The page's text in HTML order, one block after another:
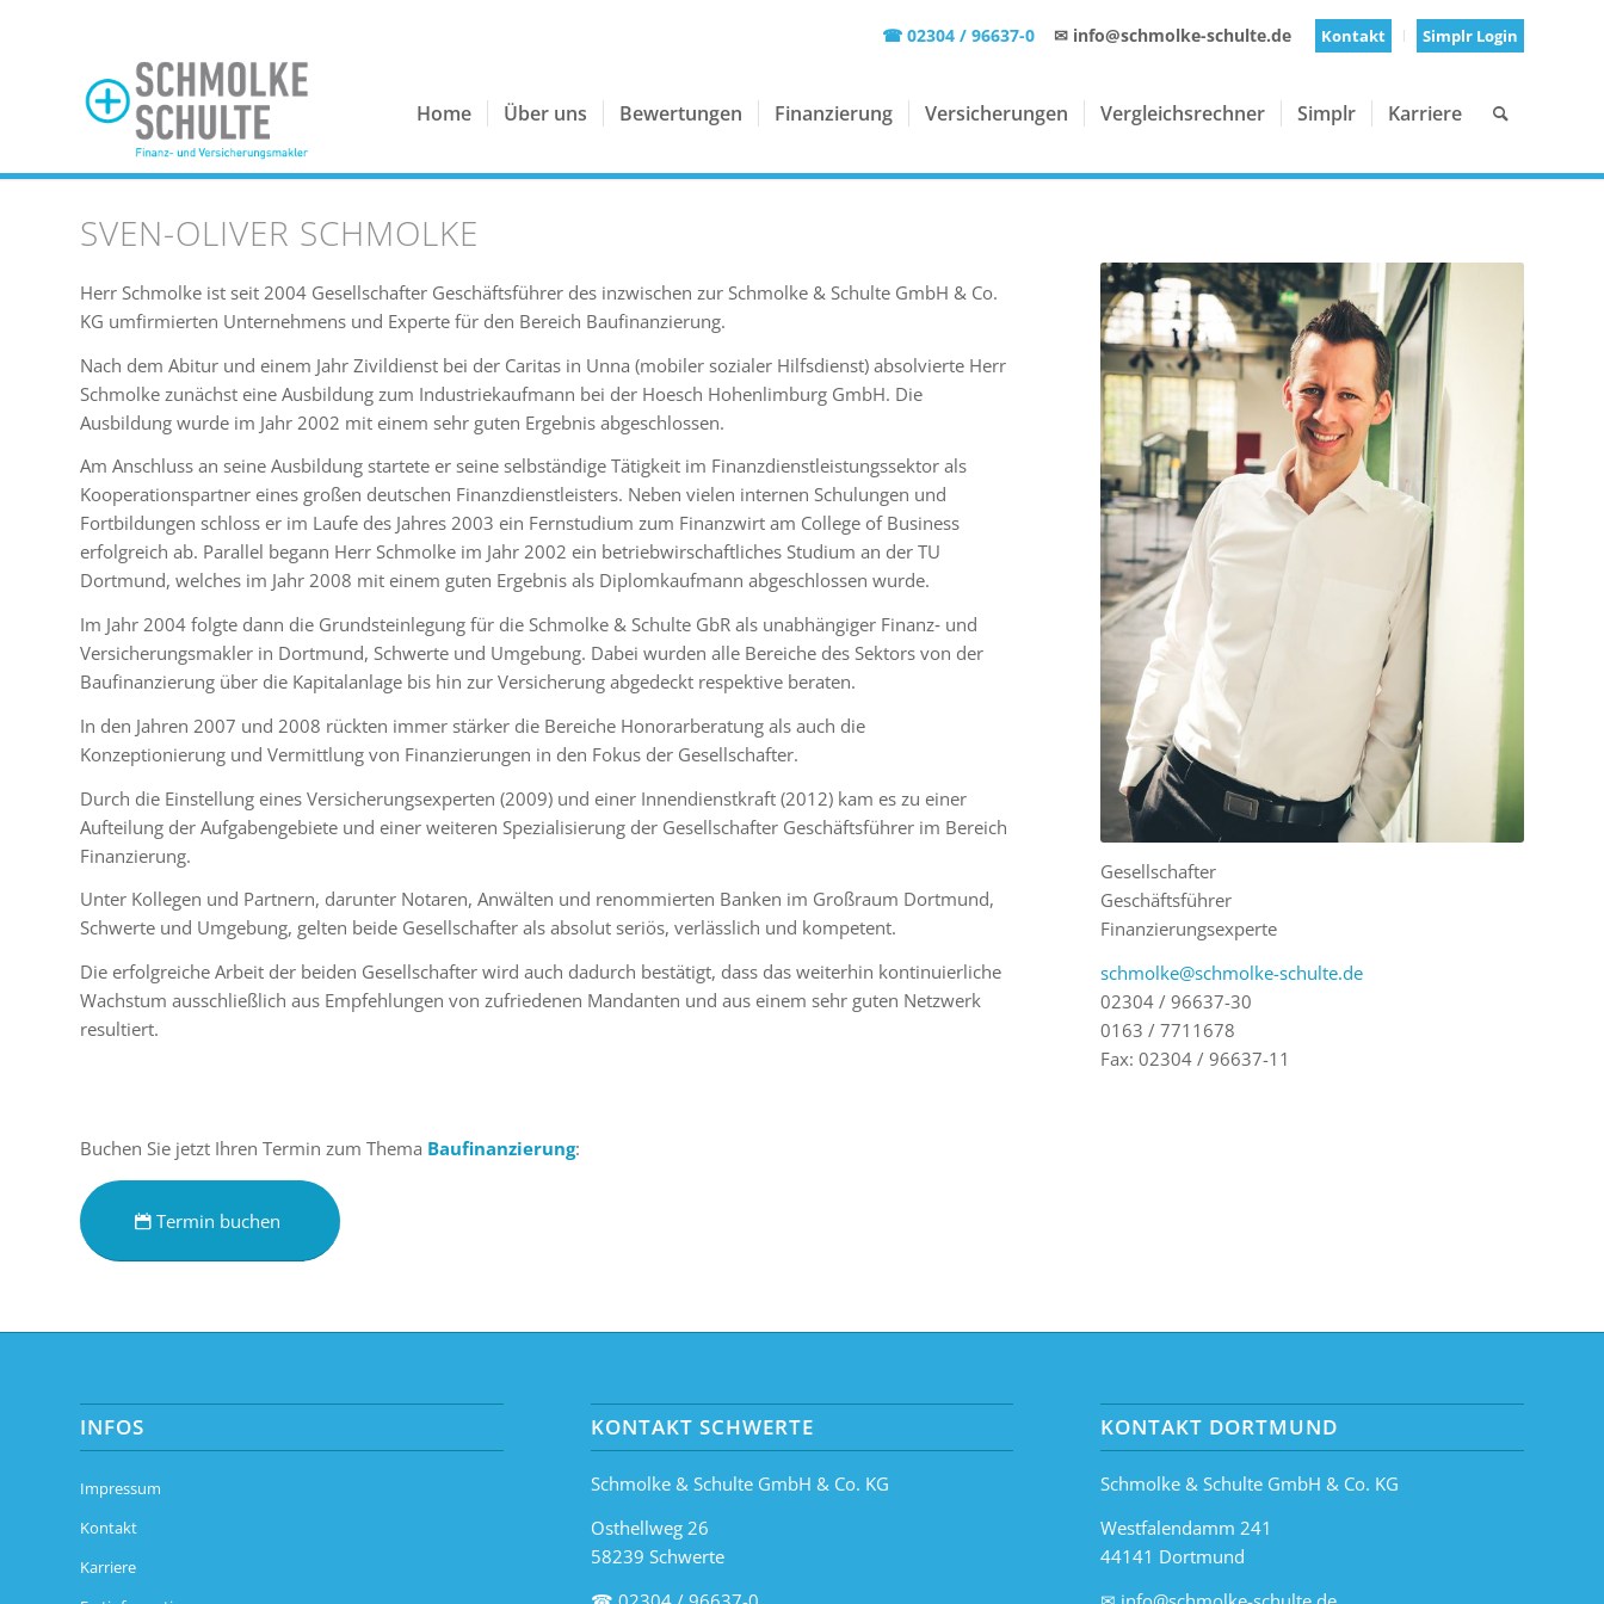
Kontakt Simplr Login
☎ 02304 / 96637-0 ✉ info@schmolke-schulte.de
Home Über uns Bewertungen Finanzierung Versicherungen Vergleichsrechner Simplr Karriere
SVEN-OLIVER SCHMOLKE
Herr Schmolke ist seit 2004 Gesellschafter Geschäftsführer des inzwischen zur Schmolke & Schulte GmbH & Co.
KG umfirmierten Unternehmens und Experte für den Bereich Baufinanzierung.
Nach dem Abitur und einem Jahr Zivildienst bei der Caritas in Unna (mobiler sozialer Hilfsdienst) absolvierte Herr
Schmolke zunächst eine Ausbildung zum Industriekaufmann bei der Hoesch Hohenlimburg GmbH. Die
Ausbildung wurde im Jahr 2002 mit einem sehr guten Ergebnis abgeschlossen.
Am Anschluss an seine Ausbildung startete er seine selbständige Tätigkeit im Finanzdienstleistungssektor als
Kooperationspartner eines großen deutschen Finanzdienstleisters. Neben vielen internen Schulungen und
Fortbildungen schloss er im Laufe des Jahres 2003 ein Fernstudium zum Finanzwirt am College of Business
erfolgreich ab. Parallel begann Herr Schmolke im Jahr 2002 ein betriebwirschaftliches Studium an der TU
Dortmund, welches im Jahr 2008 mit einem guten Ergebnis als Diplomkaufmann abgeschlossen wurde.
Im Jahr 2004 folgte dann die Grundsteinlegung für die Schmolke & Schulte GbR als unabhängiger Finanz‐ und
Versicherungsmakler in Dortmund, Schwerte und Umgebung. Dabei wurden alle Bereiche des Sektors von der
Baufinanzierung über die Kapitalanlage bis hin zur Versicherung abgedeckt respektive beraten.
In den Jahren 2007 und 2008 rückten immer stärker die Bereiche Honorarberatung als auch die
Konzeptionierung und Vermittlung von Finanzierungen in den Fokus der Gesellschafter.
Durch die Einstellung eines Versicherungsexperten (2009) und einer Innendienstkraft (2012) kam es zu einer
Aufteilung der Aufgabengebiete und einer weiteren Spezialisierung der Gesellschafter Geschäftsführer im Bereich
Finanzierung.
Unter Kollegen und Partnern, darunter Notaren, Anwälten und renommierten Banken im Großraum Dortmund,
Schwerte und Umgebung, gelten beide Gesellschafter als absolut seriös, verlässlich und kompetent.
Die erfolgreiche Arbeit der beiden Gesellschafter wird auch dadurch bestätigt, dass das weiterhin kontinuierliche
Wachstum ausschließlich aus Empfehlungen von zufriedenen Mandanten und aus einem sehr guten Netzwerk
resultiert.
Gesellschafter
Geschäftsführer
Finanzierungsexperte
schmolke@schmolke-schulte.de
02304 / 96637-30
0163 / 7711678
Fax: 02304 / 96637-11
Buchen Sie jetzt Ihren Termin zum Thema Baufinanzierung:
Termin buchen
INFOS
Impressum
Kontakt
Karriere
KONTAKT SCHWERTE
Schmolke & Schulte GmbH & Co. KG
Osthellweg 26
58239 Schwerte
KONTAKT DORTMUND
Schmolke & Schulte GmbH & Co. KG
Westfalendamm 241
44141 Dortmund